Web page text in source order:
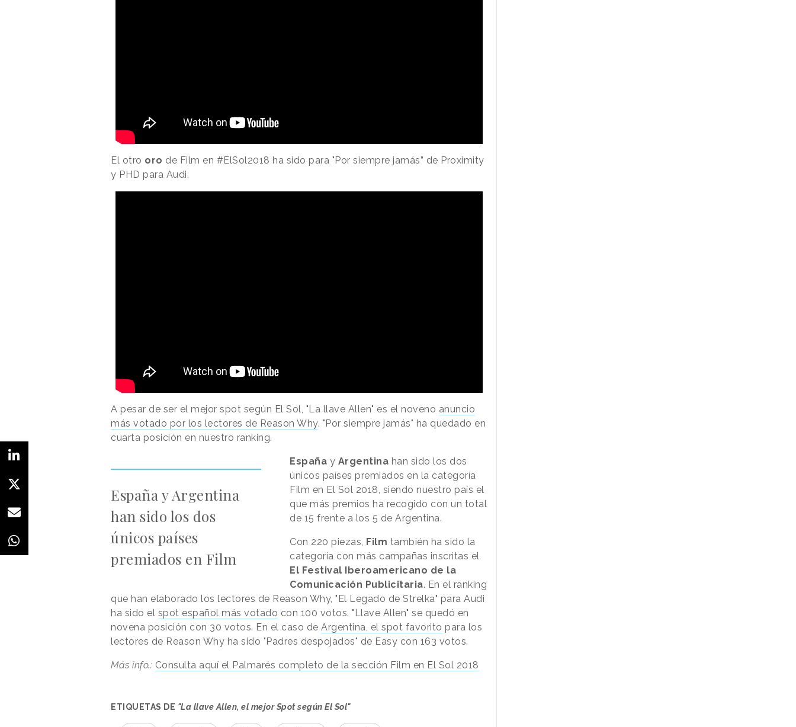
El otro oro de Film en #ElSol2018 ha sido para "Por siempre jamás” de Proximity
y PHD para Audi.
A pesar de ser el mejor spot según El Sol, "La llave Allen" es el noveno anuncio
más votado por los lectores de Reason Why. "Por siempre jamás" ha quedado en
cuarta posición en nuestro ranking.
España y Argentina
han sido los dos
únicos países
premiados en Film
España y Argentina han sido los dos
únicos países premiados en la categoría
Film en El Sol 2018, siendo nuestro país el
que más premios ha recogido con un total
de 15 frente a los 5 de Argentina.
Con 220 piezas, Film también ha sido la
categoría con más campañas inscritas el
El Festival Iberoamericano de la
Comunicación Publicitaria. En el ranking
que han elaborado los lectores de Reason Why, "El Legado de Strelka" para Audi
ha sido el spot español más votado con 100 votos. "Llave Allen" se quedó en
novena posición con 30 votos. En el caso de Argentina, el spot favorito para los
lectores de Reason Why ha sido "Padres despojados" de Easy con 163 votos.
Más info.: Consulta aquí el Palmarés completo de la sección Film en El Sol 2018
ETIQUETAS DE "La llave Allen, el mejor Spot según El Sol"